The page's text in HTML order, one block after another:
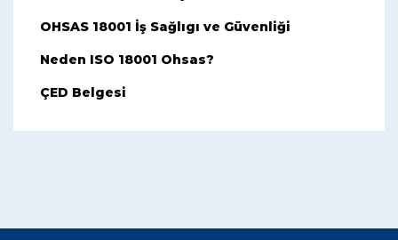
OHSAS 18001 İş Sağlıgı ve Güvenliği
Neden ISO 18001 Ohsas?
ÇED Belgesi